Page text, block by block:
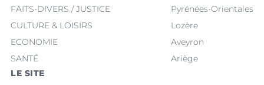
FAITS-DIVERS / JUSTICE
CULTURE & LOISIRS
ECONOMIE
SANTÉ
Pyrénées-Orientales
Lozère
Aveyron
Ariège
LE SITE